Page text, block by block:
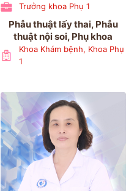
Trưởng khoa Phụ 1
Phẫu thuật lấy thai, Phẫu
thuật nội soi, Phụ khoa
Khoa Khám bệnh, Khoa Phụ
1